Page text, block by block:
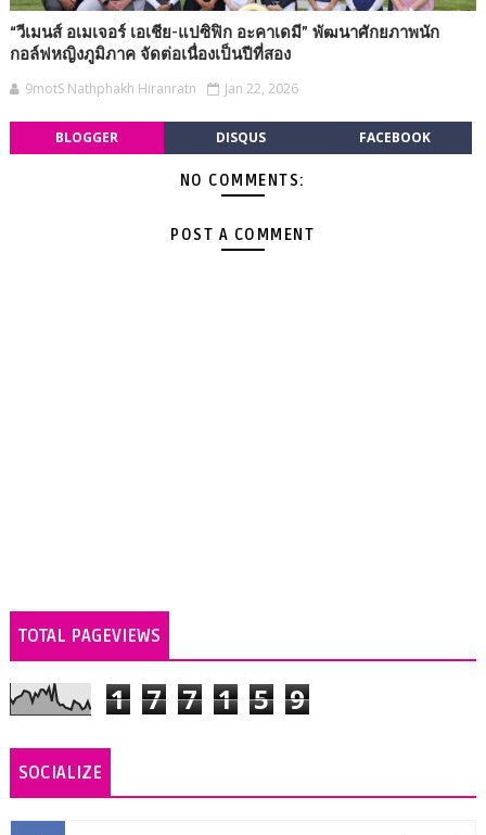
“วีเมนส์ อเมเจอร์ เอเชีย-แปซิฟิก อะคาเดมี” พัฒนาศักยภาพนัก
กอล์ฟหญิงภูมิภาค จัดต่อเนื่องเป็นปีที่สอง
9motS Nathphakh Hiranratn Jan 22, 2026
BLOGGER DISQUS FACEBOOK
NO COMMENTS:
POST A COMMENT
TOTAL PAGEVIEWS
1 7 7 1 5 9
SOCIALIZE